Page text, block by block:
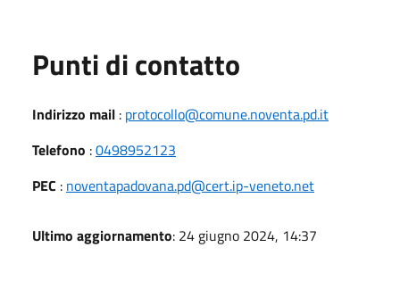
Punti di contatto
Indirizzo mail : protocollo@comune.noventa.pd.it
Telefono :0498952123
PEC : noventapadovana.pd@cert.ip-veneto.net
Ultimo aggiornamento: 24 giugno 2024, 14:37